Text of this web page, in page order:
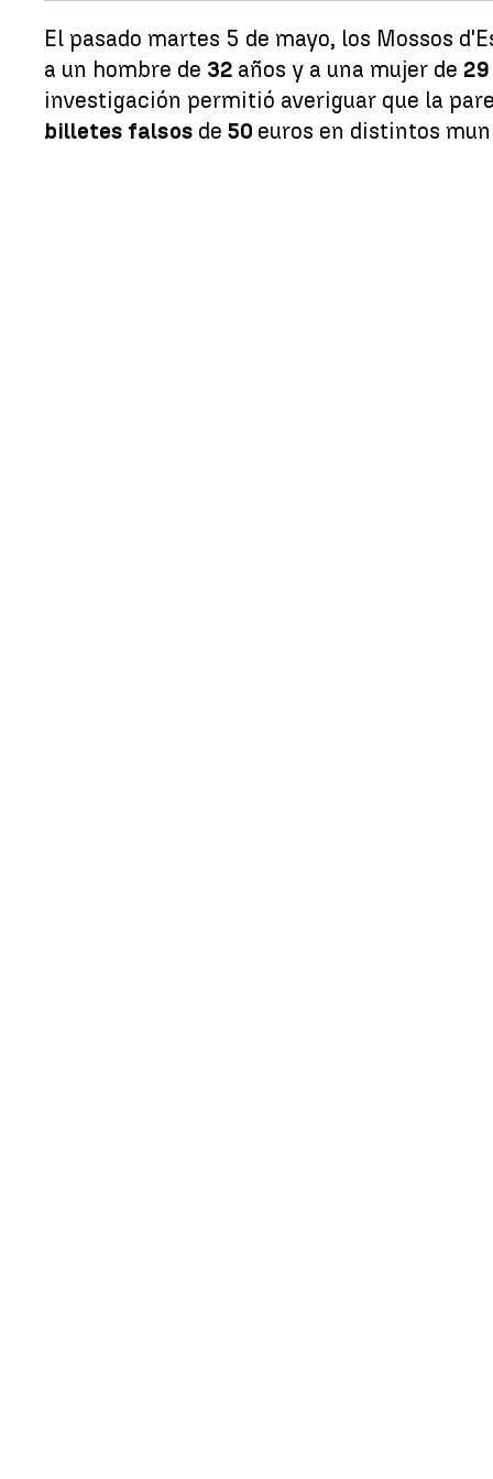
El pasado martes 5 de mayo, los Mossos
a un hombre de 32 años y a una mujer de 29
investigación permitió averiguar que la
billetes falsos de 50 euros en distintos